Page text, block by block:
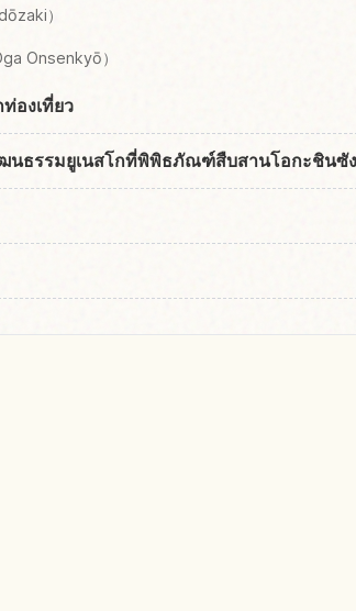
）
Onsenkyō）
องเที่ยว
นธรรมยูเนสโกที่พิพิธภัณฑ์สืบสานโอกะชินซัง